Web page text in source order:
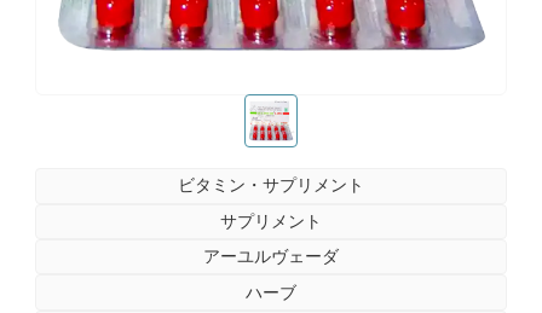
お薬ショップ
ビタミン・サプリメント
サプリメント
アーユルヴェーダ
ハーブ